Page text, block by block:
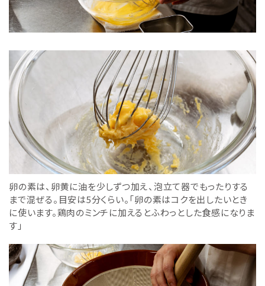
卵の素は、卵黄に油を少しずつ加え、泡立て器でもったりする
まで混ぜる。目安は5分くらい。「卵の素はコクを出したいとき
に使います。鶏肉のミンチに加えるとふわっとした食感になりま
す」